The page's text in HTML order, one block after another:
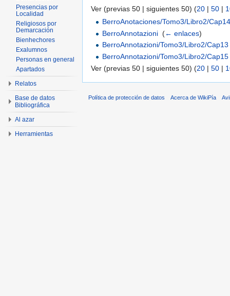
Ver (previas 50 | siguientes 50) (20 | 50 |
BerroAnotaciones/Tomo3/Libro2/
BerroAnnotazioni (← enlaces)
BerroAnnotazioni/Tomo3/Libro2/Cap13
BerroAnnotazioni/Tomo3/Libro2/Cap15
Ver (previas 50 | siguientes 50) (20 | 50 |
Presencias por
Localidad
Religiosos por
Demarcación
Bienhechores
Exalumnos
Personas en general
Apartados
Relatos
Base de datos
Bibliográfica
Al azar
Herramientas
Política de protección de datos Acerca de WikiPía